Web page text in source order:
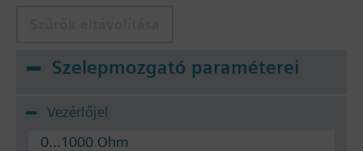
Szelepmozgató paraméterei
Vezérlőjel
0...1000 Ohm